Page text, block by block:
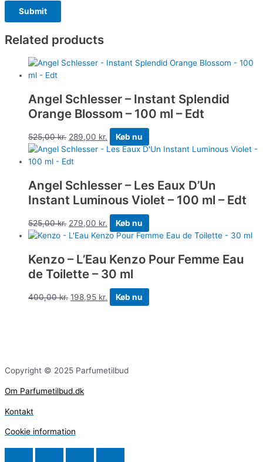
Related products
Angel Schlesser – Instant Splendid
Orange Blossom – 100 ml – Edt
525,00kr. 289,00 kr. Køb nu
Angel Schlesser – Les Eaux D’Un
Instant Luminous Violet – 100 ml – Edt
525,00kr. 279,00 kr. Køb nu
Kenzo – L’Eau Kenzo Pour Femme Eau
de Toilette – 30 ml
400,00kr. 198,95 kr. Køb nu
Copyright © 2025 Parfumetilbud
Om Parfumetilbud.dk
Kontakt
Cookie information